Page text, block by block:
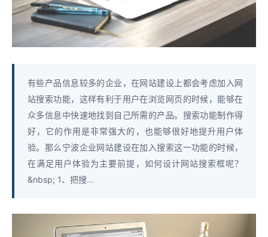
有些产品信息较多的企业，在网站建设上都会考虑加入网
站搜索功能，这样有利于用户在浏览网页的时候，能够在
众多信息中快速地找到自己所需的产品。搜索功能制作得
好，它的作用是非常强大的，也能够很好地提升用户体
验。那么宁波企业网站建设在加入搜索这一功能的时候，
在满足用户体验为主要前提，如何设计网站搜索框呢？
&nbsp; 1、把搜...